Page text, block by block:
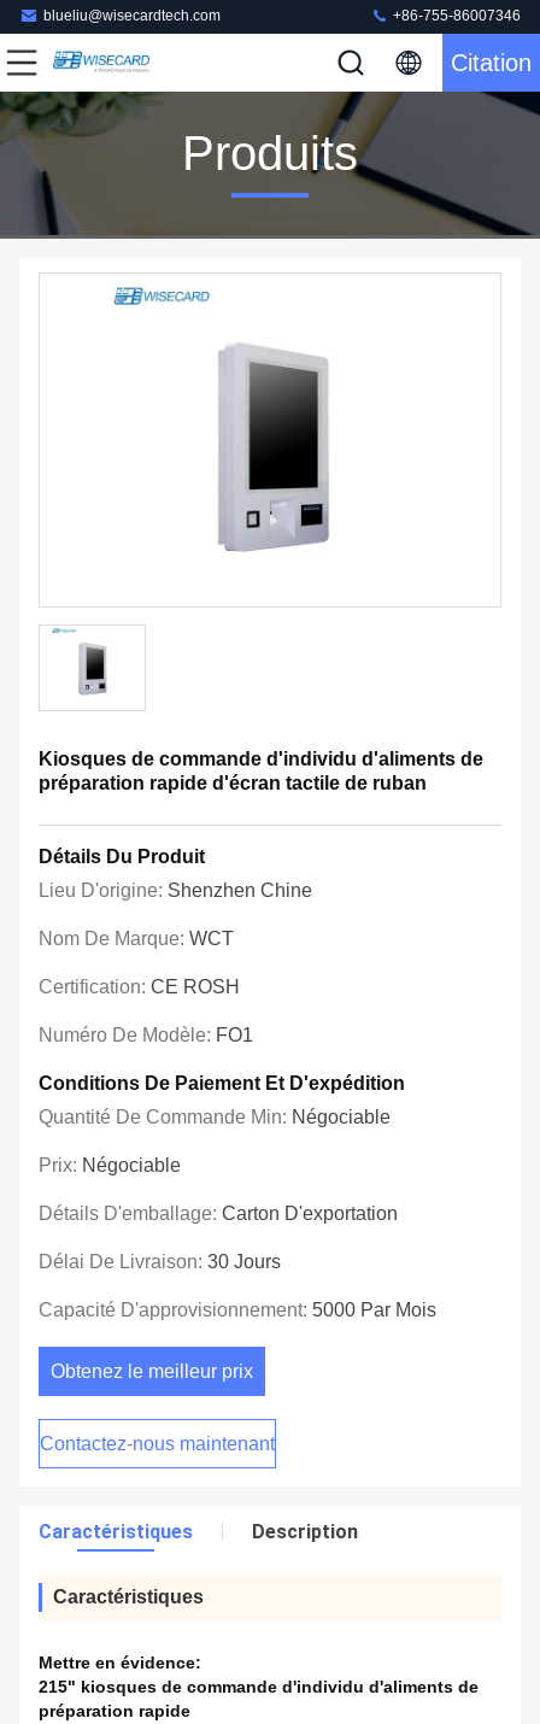
blueliu@wisecardtech.com +86-755-86007346
Citation
Produits
Kiosques de commande d'individu d'aliments de
préparation rapide d'écran tactile de ruban
Détails Du Produit
Lieu D'origine: Shenzhen Chine
Nom De Marque: WCT
Certification: CE ROSH
Numéro De Modèle: FO1
Conditions De Paiement Et D'expédition
Quantité De Commande Min: Négociable
Prix: Négociable
Détails D'emballage: Carton D'exportation
Délai De Livraison: 30 Jours
Capacité D'approvisionnement: 5000 Par Mois
Obtenez le meilleur prix
Contactez-nous maintenant
Caractéristiques Description
Caractéristiques
Mettre en évidence:
215" kiosques de commande d'individu d'aliments de
préparation rapide